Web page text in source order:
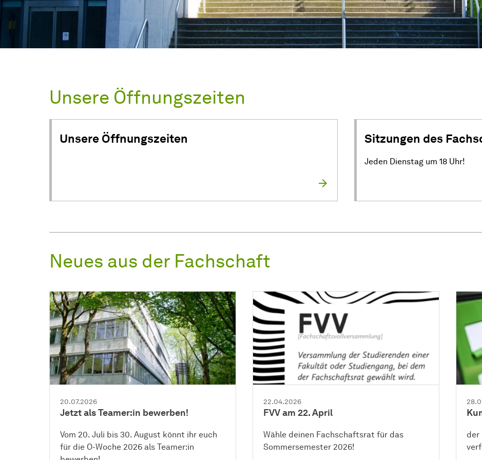
Unsere Öffnungszeiten
Unsere Öffnungszeiten Sitzungen des
Jeden Dienstag um 18 Uhr!
Neues aus der Fachschaft
20.07.2026
Jetzt als Teamer:in bewerben!
Vom 20. Juli bis 30. August könnt ihr euch
für die O-Woche 2026 als Teamer:in
22.04.2026
FVV am 22. April
Wähle deinen Fachschaftsrat für das
Sommersemester 2026!
der